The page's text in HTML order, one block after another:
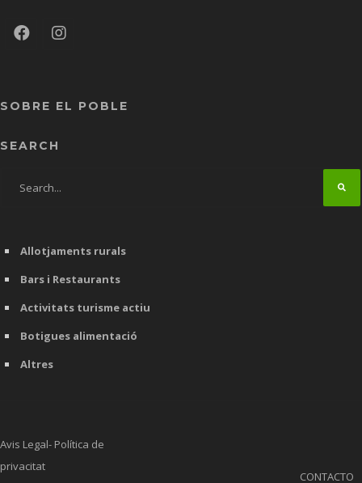
SOBRE EL POBLE
SEARCH
Allotjaments rurals
Bars i Restaurants
Activitats turisme actiu
Botigues alimentació
Altres
Avis Legal- Política de
privacitat
CONTACTO